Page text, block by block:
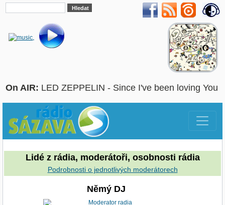
On AIR: LED ZEPPELIN - Since I've been loving You
Lidé z rádia, moderátoři, osobnosti rádia
Podrobnosti o jednotlivých moderátorech
Němý DJ